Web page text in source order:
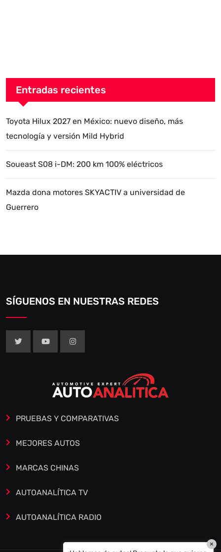
Entradas recientes
Toyota Hilux 2027 en México: nuevo diseño, más
tecnología y versión Mild Hybrid
Soueast S08 i-DM: 200 km 100% eléctricos
Mazda dona motores SKYACTIV a universidad de
Guerrero
SÍGUENOS EN NUESTRAS REDES
PRUEBAS Y COMPARATIVAS
MEJORES AUTOS
MARCAS CHINAS
AUTOANALÍTICA TV
AUTOANALÍTICA RADIO
×